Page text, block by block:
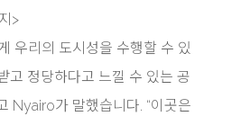
>
우리의 도시성을 수행할 수 있
고 정당하다고 느낄 수 있는 공
Nyairo가 말했습니다. “이곳은